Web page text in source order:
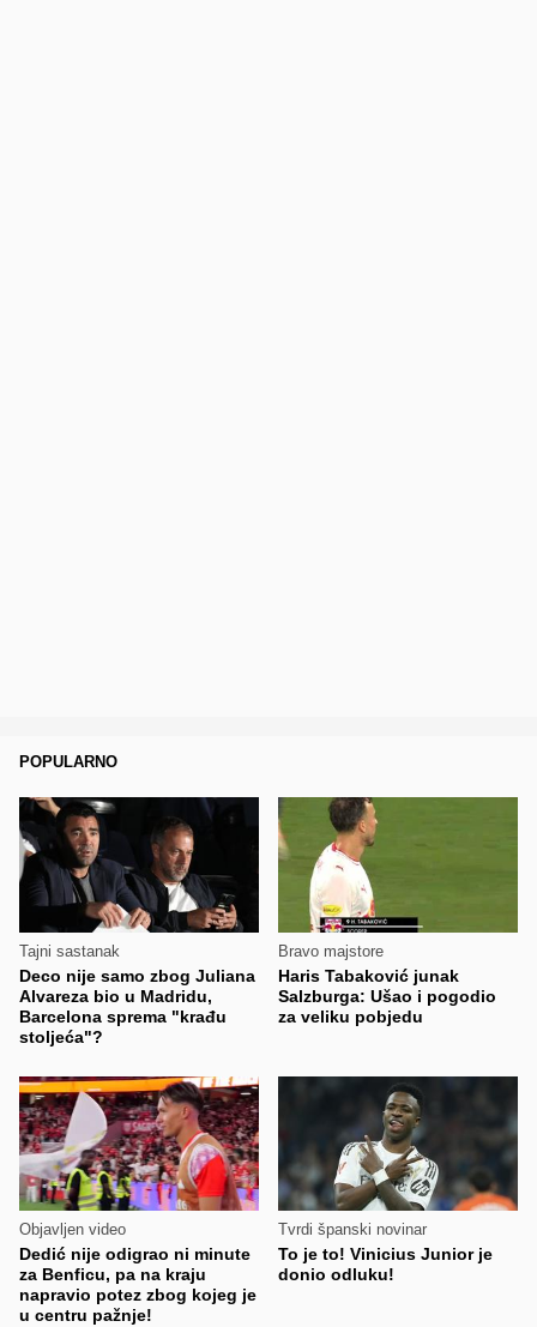
POPULARNO
Tajni sastanak
Deco nije samo zbog Juliana
Alvareza bio u Madridu,
Barcelona sprema "krađu
stoljeća"?
Bravo majstore
Haris Tabaković junak
Salzburga: Ušao i pogodio
za veliku pobjedu
Objavljen video
Dedić nije odigrao ni minute
za Benficu, pa na kraju
napravio potez zbog kojeg je
u centru pažnje!
Tvrdi španski novinar
To je to! Vinicius Junior je
donio odluku!